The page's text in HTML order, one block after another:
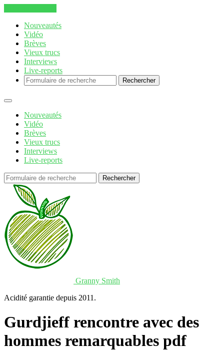
Nouveautés
Vidéo
Brèves
Vieux trucs
Interviews
Live-reports
Rechercher
Nouveautés
Vidéo
Brèves
Vieux trucs
Interviews
Live-reports
Rechercher
Granny Smith
Acidité garantie depuis 2011.
Gurdjieff rencontre avec des
hommes remarquables pdf